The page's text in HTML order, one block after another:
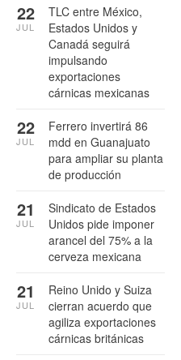
TLC entre México,
Estados Unidos y
Canadá seguirá
impulsando
exportaciones
cárnicas mexicanas
22
JUL
Ferrero invertirá 86
mdd en Guanajuato
para ampliar su planta
de producción
22
JUL
Sindicato de Estados
Unidos pide imponer
arancel del 75% a la
cerveza mexicana
21
JUL
Reino Unido y Suiza
cierran acuerdo que
agiliza exportaciones
cárnicas británicas
21
JUL